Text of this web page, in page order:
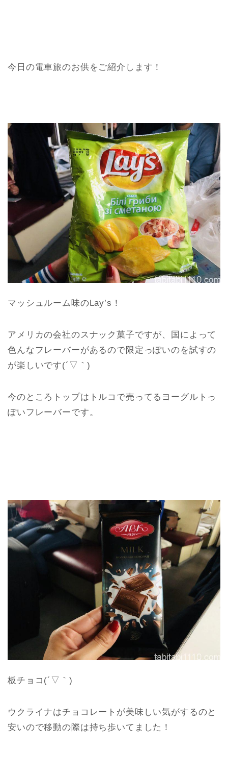
今日の電車旅のお供をご紹介します！
マッシュルーム味のLay’s！
アメリカの会社のスナック菓子ですが、国によって
色んなフレーバーがあるので限定っぽいのを試すの
が楽しいです(´▽｀)
今のところトップはトルコで売ってるヨーグルトっ
ぽいフレーバーです。
板チョコ(´▽｀)
ウクライナはチョコレートが美味しい気がするのと
安いので移動の際は持ち歩いてました！